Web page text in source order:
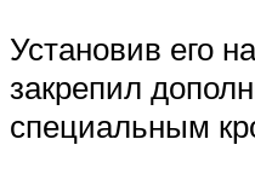
Установив его
закрепил
специальным